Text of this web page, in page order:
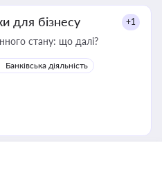
для бізнесу +1
стану: що далі?
Банківська діяльність